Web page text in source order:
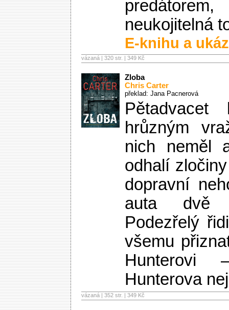
neukojitelná
E-knihu a
vázaná | 320 str. | 349 Kč
Zloba
Chris Carter
překlad: Jana Pacnerová
hrůzným
nich neměl
odhalí
dopravní
auta dvě
Podezřelý
všemu
Hunterovi
Hunterova
vázaná | 352 str. | 349 Kč